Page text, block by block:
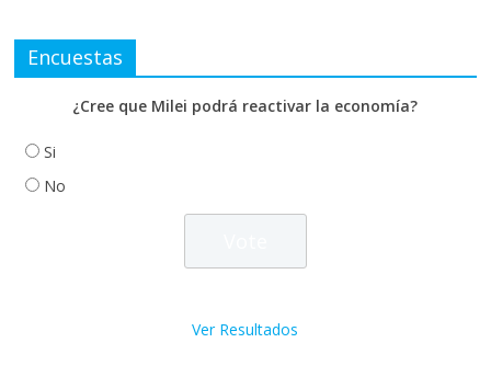
Encuestas
¿Cree que Milei podrá reactivar la economía?
Si
No
Ver Resultados